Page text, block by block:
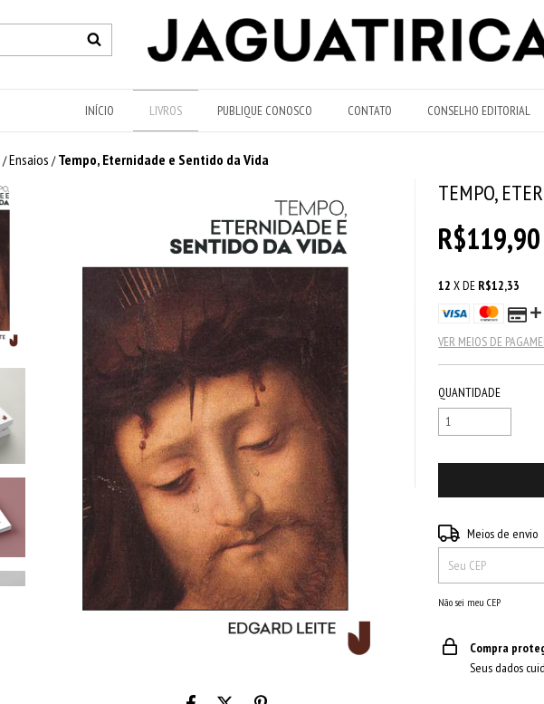
INÍCIO LIVROS PUBLIQUE CONOSCO CONTATO CONSELHO EDITORIAL
/Ensaios / Tempo, Eternidade e Sentido da Vida
TEMPO,
R$119,90
12 X DE R$12,33
VER MEIOS DE
QUANTIDADE
Entregas para o CEP:
Meios de envio
Não sei meu CEP
Compra
Seus dados